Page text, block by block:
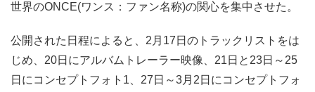
世界のONCE(ワンス：ファン名称)の関心を集中させた。
公開された日程によると、2月17日のトラックリストをは
じめ、20日にアルバムトレーラー映像、21日と23日～25
日にコンセプトフォト1、27日～3月2日にコンセプトフォ